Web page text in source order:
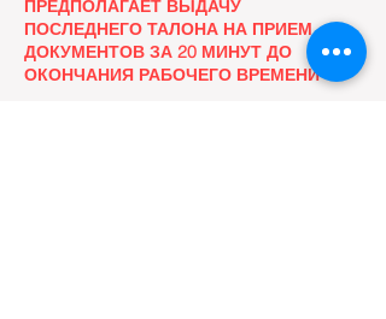
ПРЕДПОЛАГАЕТ ВЫДАЧУ
ПОСЛЕДНЕГО ТАЛОНА НА ПРИЕМ
ДОКУМЕНТОВ ЗА 20 МИНУТ ДО
ОКОНЧАНИЯ РАБОЧЕГО ВРЕМЕНИ